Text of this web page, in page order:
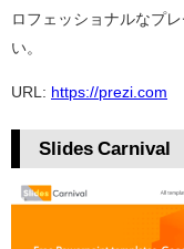
ロフェッショナルなプ
い。
URL: https://prezi.com
Slides Carnival